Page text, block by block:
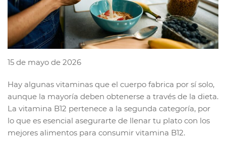
15 de mayo de 2026
Hay algunas vitaminas que el cuerpo fabrica por sí solo,
aunque la mayoría deben obtenerse a través de la dieta.
La vitamina B12 pertenece a la segunda categoría, por
lo que es esencial asegurarte de llenar tu plato con los
mejores alimentos para consumir vitamina B12.